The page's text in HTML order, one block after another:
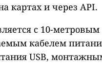
картах и через API.
с 10-метровым
кабелем
USB,